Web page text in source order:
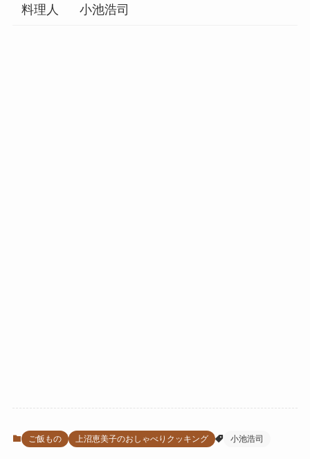
料理人 小池浩司
ご飯もの 上沼恵美子のおしゃべりクッキング 小池浩司